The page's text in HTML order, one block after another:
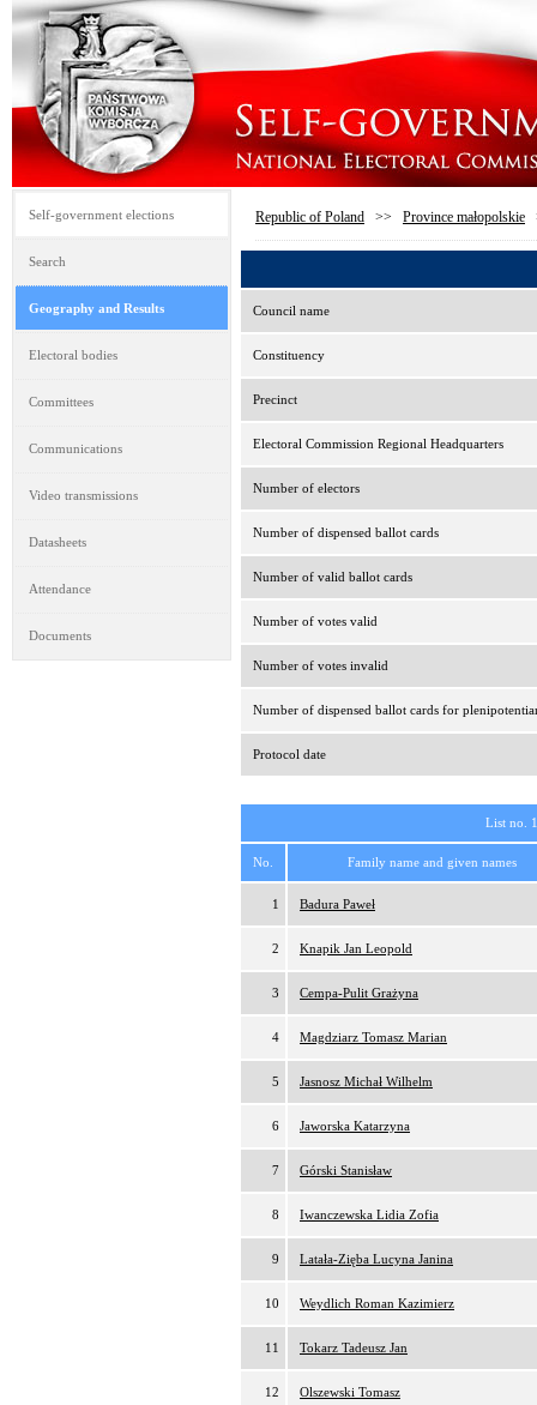
Self-government elections
Search
Geography and Results
Electoral bodies
Committees
Communications
Video transmissions
Datasheets
Attendance
Documents
Republic of Poland >> Province małopolskie
Council name
Constituency
Precinct
Electoral Commission Regional Headquarters
Number of electors
Number of dispensed ballot cards
Number of valid ballot cards
Number of votes valid
Number of votes invalid
Number of dispensed ballot cards for
Protocol date
List no.
No. Family name and given names
1 Badura Paweł
2 Knapik Jan Leopold
3 Cempa-Pulit Grażyna
4 Magdziarz Tomasz Marian
5 Jasnosz Michał Wilhelm
6 Jaworska Katarzyna
7 Górski Stanisław
8 Iwanczewska Lidia Zofia
9 Latała-Zięba Lucyna Janina
10 Weydlich Roman Kazimierz
11 Tokarz Tadeusz Jan
12 Olszewski Tomasz